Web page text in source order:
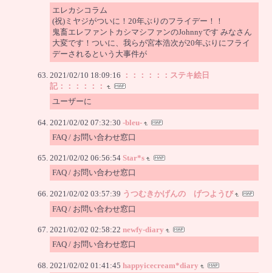
エレカシコラム
(祝)ミヤジがついに！20年ぶりのフライデー！！
鬼畜エレファントカシマシファンのJohnnyです みなさん
大変です！ついに、我らが宮本浩次が20年ぶりにフライ
デーされるという大事件が
2021/02/10 18:09:16
：：：：：：ステキ絵日
記：：：：：：
ユーザーに
2021/02/02 07:32:30 -bleu-
FAQ / お問い合わせ窓口
2021/02/02 06:56:54 Star*s
FAQ / お問い合わせ窓口
2021/02/02 03:57:39 うつむきかげんの げつようび
FAQ / お問い合わせ窓口
2021/02/02 02:58:22 newfy-diary
FAQ / お問い合わせ窓口
2021/02/02 01:41:45 happyicecream*diary